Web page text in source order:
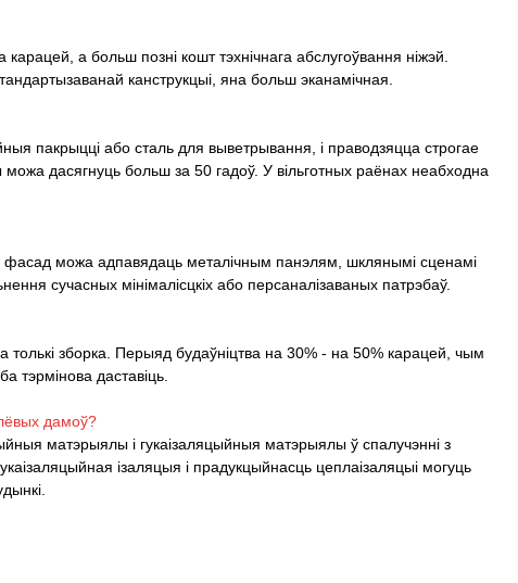
а больш позні кошт тэхнічнага абслугоўвання ніжэй.
канструкцыі, яна больш эканамічная.
пакрыцці або сталь для выветрывання, і праводзяцца строгае
дасягнуць больш за 50 гадоў. У вільготных раёнах неабходна
фасад можа адпавядаць металічным панэлям, шклянымі сценамі
сучасных мінімалісцкіх або персаналізаваных патрэбаў.
толькі зборка. Перыяд будаўніцтва на 30% - на 50% карацей, чым
тэрмінова даставіць.
дамоў?
матэрыялы і гукаізаляцыйныя матэрыялы ў спалучэнні з
ізаляцыя і прадукцыйнасць цеплаізаляцыі могуць